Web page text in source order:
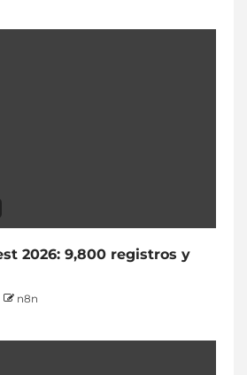
2026: 9,800 registros y
n8n